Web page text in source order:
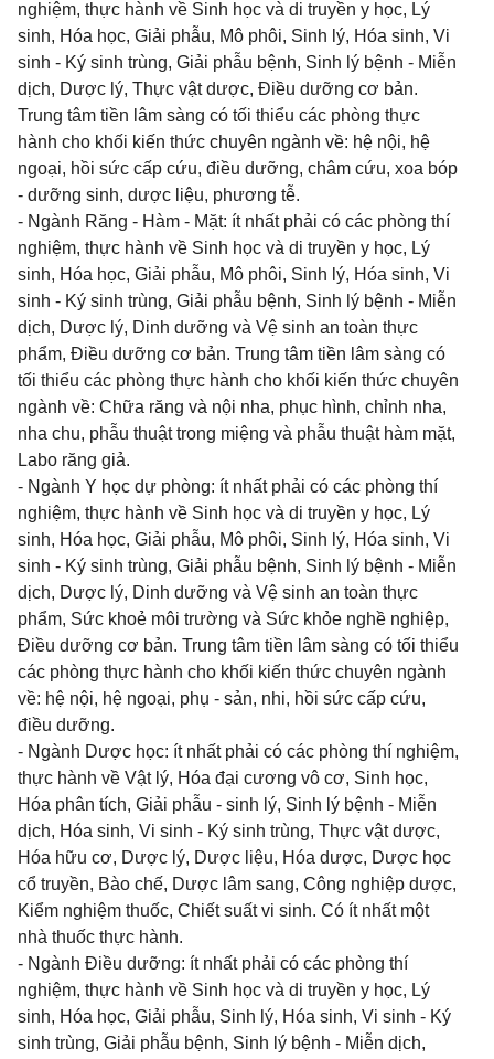
nghiệm, thực hành về Sinh học và di truyền y học, Lý
sinh, Hóa học, Giải phẫu, Mô phôi, Sinh lý, Hóa sinh, Vi
sinh - Ký sinh trùng, Giải phẫu bệnh, Sinh lý bệnh - Miễn
dịch, Dược lý, Thực vật dược, Điều dưỡng cơ bản.
Trung tâm tiền lâm sàng có tối thiểu các phòng thực
hành cho khối kiến thức chuyên ngành về: hệ nội, hệ
ngoại, hồi sức cấp cứu, điều dưỡng, châm cứu, xoa bóp
- dưỡng sinh, dược liệu, phương tễ.
- Ngành Răng - Hàm - Mặt: ít nhất phải có các phòng thí
nghiệm, thực hành về Sinh học và di truyền y học, Lý
sinh, Hóa học, Giải phẫu, Mô phôi, Sinh lý, Hóa sinh, Vi
sinh - Ký sinh trùng, Giải phẫu bệnh, Sinh lý bệnh - Miễn
dịch, Dược lý, Dinh dưỡng và Vệ sinh an toàn thực
phẩm, Điều dưỡng cơ bản. Trung tâm tiền lâm sàng có
tối thiểu các phòng thực hành cho khối kiến thức chuyên
ngành về: Chữa răng và nội nha, phục hình, chỉnh nha,
nha chu, phẫu thuật trong miệng và phẫu thuật hàm mặt,
Labo răng giả.
- Ngành Y học dự phòng: ít nhất phải có các phòng thí
nghiệm, thực hành về Sinh học và di truyền y học, Lý
sinh, Hóa học, Giải phẫu, Mô phôi, Sinh lý, Hóa sinh, Vi
sinh - Ký sinh trùng, Giải phẫu bệnh, Sinh lý bệnh - Miễn
dịch, Dược lý, Dinh dưỡng và Vệ sinh an toàn thực
phẩm, Sức khoẻ môi trường và Sức khỏe nghề nghiệp,
Điều dưỡng cơ bản. Trung tâm tiền lâm sàng có tối thiểu
các phòng thực hành cho khối kiến thức chuyên ngành
về: hệ nội, hệ ngoại, phụ - sản, nhi, hồi sức cấp cứu,
điều dưỡng.
- Ngành Dược học: ít nhất phải có các phòng thí nghiệm,
thực hành về Vật lý, Hóa đại cương vô cơ, Sinh học,
Hóa phân tích, Giải phẫu - sinh lý, Sinh lý bệnh - Miễn
dịch, Hóa sinh, Vi sinh - Ký sinh trùng, Thực vật dược,
Hóa hữu cơ, Dược lý, Dược liệu, Hóa dược, Dược học
cổ truyền, Bào chế, Dược lâm sang, Công nghiệp dược,
Kiểm nghiệm thuốc, Chiết suất vi sinh. Có ít nhất một
nhà thuốc thực hành.
- Ngành Điều dưỡng: ít nhất phải có các phòng thí
nghiệm, thực hành về Sinh học và di truyền y học, Lý
sinh, Hóa học, Giải phẫu, Sinh lý, Hóa sinh, Vi sinh - Ký
sinh trùng, Giải phẫu bệnh, Sinh lý bệnh - Miễn dịch,